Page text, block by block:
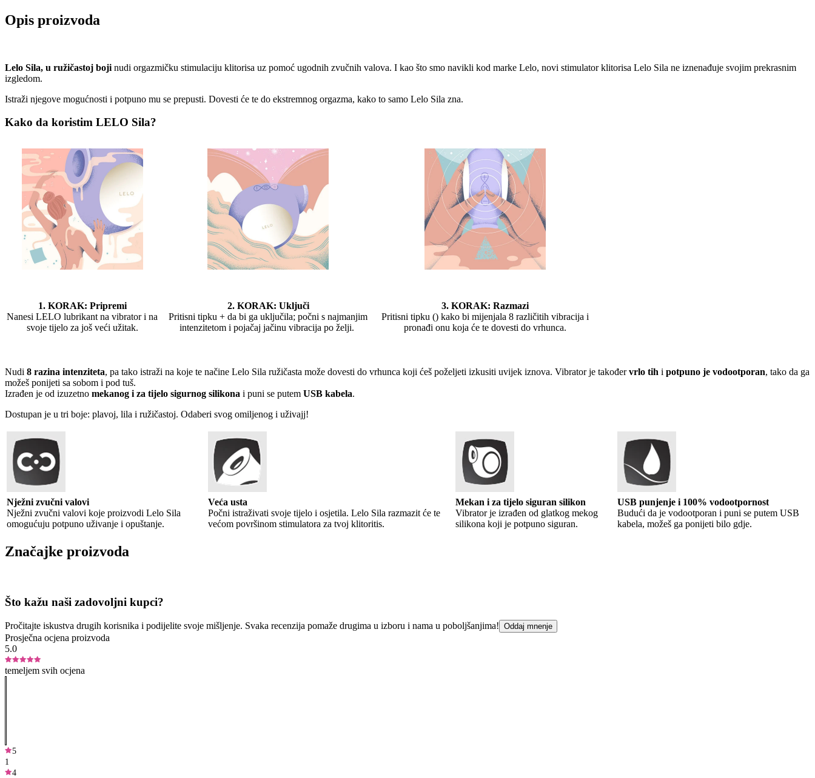
Opis proizvoda
Lelo Sila, u ružičastoj boji nudi orgazmičku stimulaciju klitorisa uz pomoć ugodnih zvučnih valova. I kao što smo navikli kod marke Lelo, novi stimulator klitorisa Lelo Sila ne iznenađuje svojim prekrasnim
izgledom.
Istraži njegove mogućnosti i potpuno mu se prepusti. Dovesti će te do ekstremnog orgazma, kako to samo Lelo Sila zna.
Kako da koristim LELO Sila?
1. KORAK: Pripremi
Nanesi LELO lubrikant na vibrator i na
svoje tijelo za još veći užitak.
2. KORAK: Uključi
Pritisni tipku + da bi ga uključila; počni s najmanjim
intenzitetom i pojačaj jačinu vibracija po želji.
3. KORAK: Razmazi
Pritisni tipku () kako bi mijenjala 8 različitih vibracija i
pronađi onu koja će te dovesti do vrhunca.
Nudi 8 razina intenziteta, pa tako istraži na koje te načine Lelo Sila ružičasta može dovesti do vrhunca koji ćeš poželjeti izkusiti uvijek iznova. Vibrator je takođervrlo tih i potpuno je vodootporan, tako da ga
možeš ponijeti sa sobom i pod tuš.
Izrađen je od izuzetno mekanog i za tijelo sigurnog silikona i puni se putem USB kabela.
Dostupan je u tri boje: plavoj, lila i ružičastoj. Odaberi svog omiljenog i uživajj!
Nježni zvučni valovi
Nježni zvučni valovi koje proizvodi Lelo Sila
omogućuju potpuno uživanje i opuštanje.
Veća usta
Počni istraživati ​​svoje tijelo i osjetila. Lelo Sila razmazit će te
većom površinom stimulatora za tvoj klitoritis.
Mekan i za tijelo siguran silikon
Vibrator je izrađen od glatkog mekog
silikona koji je potpuno siguran.
USB punjenje i 100% vodootpornost
Budući da je vodootporan i puni se putem USB
kabela, možeš ga ponijeti bilo gdje.
Značajke proizvoda
Što kažu naši zadovoljni kupci?
Pročitajte iskustva drugih korisnika i podijelite svoje mišljenje. Svaka recenzija pomaže drugima u izboru i nama u poboljšanjima! Oddaj mnenje
Prosječna ocjena proizvoda
5.0
temeljem svih ocjena
5
1
4